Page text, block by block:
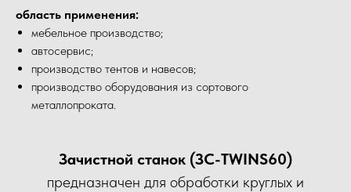
область применения:
мебельное производство;
автосервис;
производство тентов и навесов;
производство оборудования из сортового
металлопроката.
Зачистной станок (ЗС-TWINS60)
предназначен для обработки круглых и